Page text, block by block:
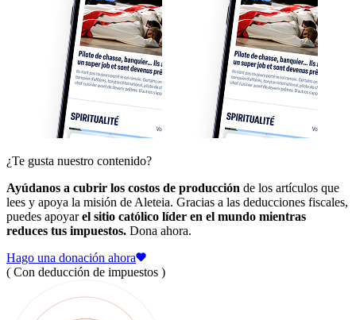
¿Te gusta nuestro contenido?
Ayúdanos a cubrir los costos de producción de los artículos que
lees y apoya la misión de Aleteia. Gracias a las deducciones fiscales,
puedes apoyarel sitio católico líder en el mundo mientras
reduces tus impuestos. Dona ahora.
Hago una donación ahora
( Con deducción de impuestos )